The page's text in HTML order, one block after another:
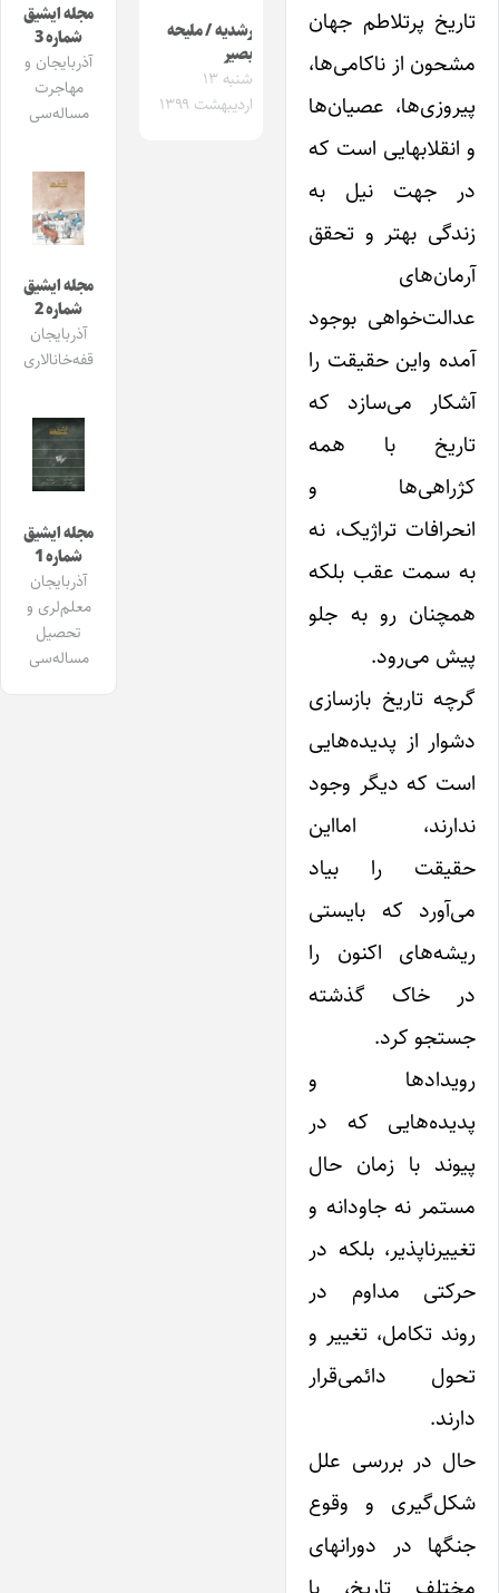
تاریخ پرتلاطم جهان
مشحون از ناکامی‌ها،
پیروزی‌ها، عصیان‌ها
و انقلابهایی است که
در جهت نیل به
زندگی بهتر‌ و تحقق
آرمان‌های‌
عدالت‌خواهی بوجود
آمده و‌این حقیقت را
آشکار می‌سازد که
تاریخ با همه
کژراهی‌ها و
انحرافات تراژیک، نه
به سمت عقب بلکه
همچنان رو به جلو
پیش می‌رود.
گرچه تاریخ بازسازی
دشوار از پدیده‌هایی
است که دیگر وجود
ندارند، اما‌این
حقیقت را بیاد
می‌آورد که بایستی
ریشه‌های اکنون را
در خاک گذشته
جستجو کرد.
رویدادها و
پدیده‌هایی که در
پیوند با زمان حال
مستمر نه جاودانه و
تغییرناپذیر، بلکه‌ در
حرکتی مداوم در
روند تکامل، تغییر و
تحول دائمی‌قرار
دارند.
حال در بررسی علل
شکل‌گیری و وقوع
جنگها در دورانهای
رشدیه / ملیحه
بصیر
شنبه ۱۳
اردیبهشت ۱۳۹۹
مجله ایشیق
شماره 3
آذربایجان و
مهاجرت
مساله‌سی
مجله ایشیق
شماره 2
آذربایجان
قفه‌خانالاری
مجله ایشیق
شماره 1
آذربایجان
معلم‌لری و
تحصیل
مساله‌سی